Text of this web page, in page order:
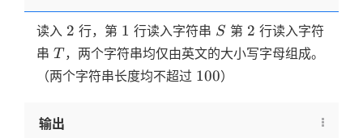
读入 2
2 行，第 1
1 行读入字符串 S
S 第 2
2 行读入字符
串 T
T ，两个字符串均仅由英文的大小写字母组成。
（两个字符串长度均不超过 100
100）
输出